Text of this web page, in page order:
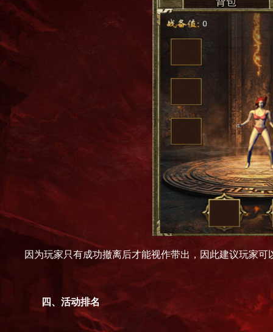
因为玩家只有成功撤离后才能视作带出，因此建议玩家
四、 活动排名